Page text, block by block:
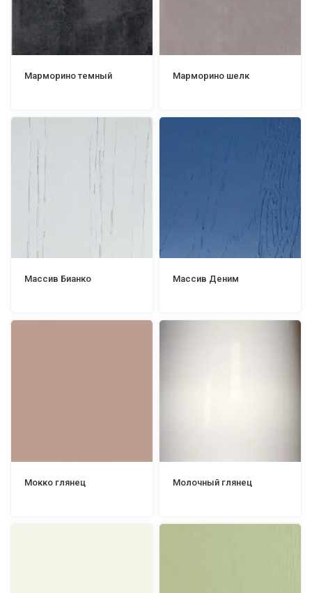
Марморино темный Марморино шелк
Массив Бианко Массив Деним
Мокко глянец Молочный глянец